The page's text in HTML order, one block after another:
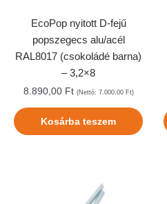
EcoPop nyitott D-fejű
popszegecs alu/acél
RAL8017 (csokoládé barna)
– 3,2×8
8.890,00 Ft (Nettó: 7.000,00 Ft)
Kosárba teszem